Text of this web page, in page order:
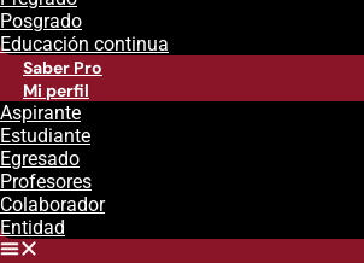
Posgrado
Educación continua
Saber Pro
Mi perfil
Aspirante
Estudiante
Egresado
Profesores
Colaborador
Entidad